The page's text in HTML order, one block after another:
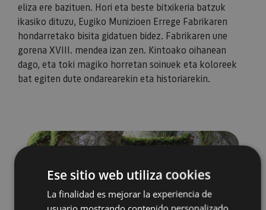
eliza ere bazituen. Hori eta beste bitxikeria batzuk
ikasiko dituzu, Eugiko Munizioen Errege Fabrikaren
hondarretako bisita gidatuen bidez. Fabrikaren une
gorena XVIII. mendea izan zen. Kintoako oihanean
dago, eta toki magiko horretan soinuek eta koloreek
bat egiten dute ondarearekin eta historiarekin.
Ese sitio web utiliza cookies
La finalidad es mejorar la experiencia de